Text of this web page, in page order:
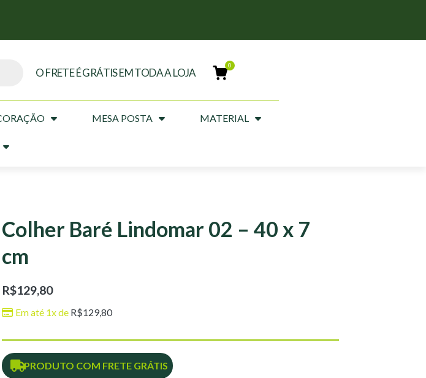
O FRETE É GRÁTIS EM TODA A LOJA
MESA POSTA MATERIAL
Colher Baré Lindomar 02 – 40 x 7
cm
R$129,80
Em até 1x de R$129,80
PRODUTO COM FRETE GRÁTIS